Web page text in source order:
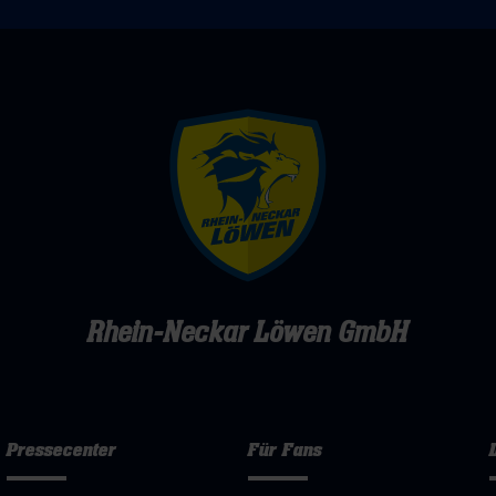
Rhein-Neckar Löwen GmbH
Pressecenter Für Fans